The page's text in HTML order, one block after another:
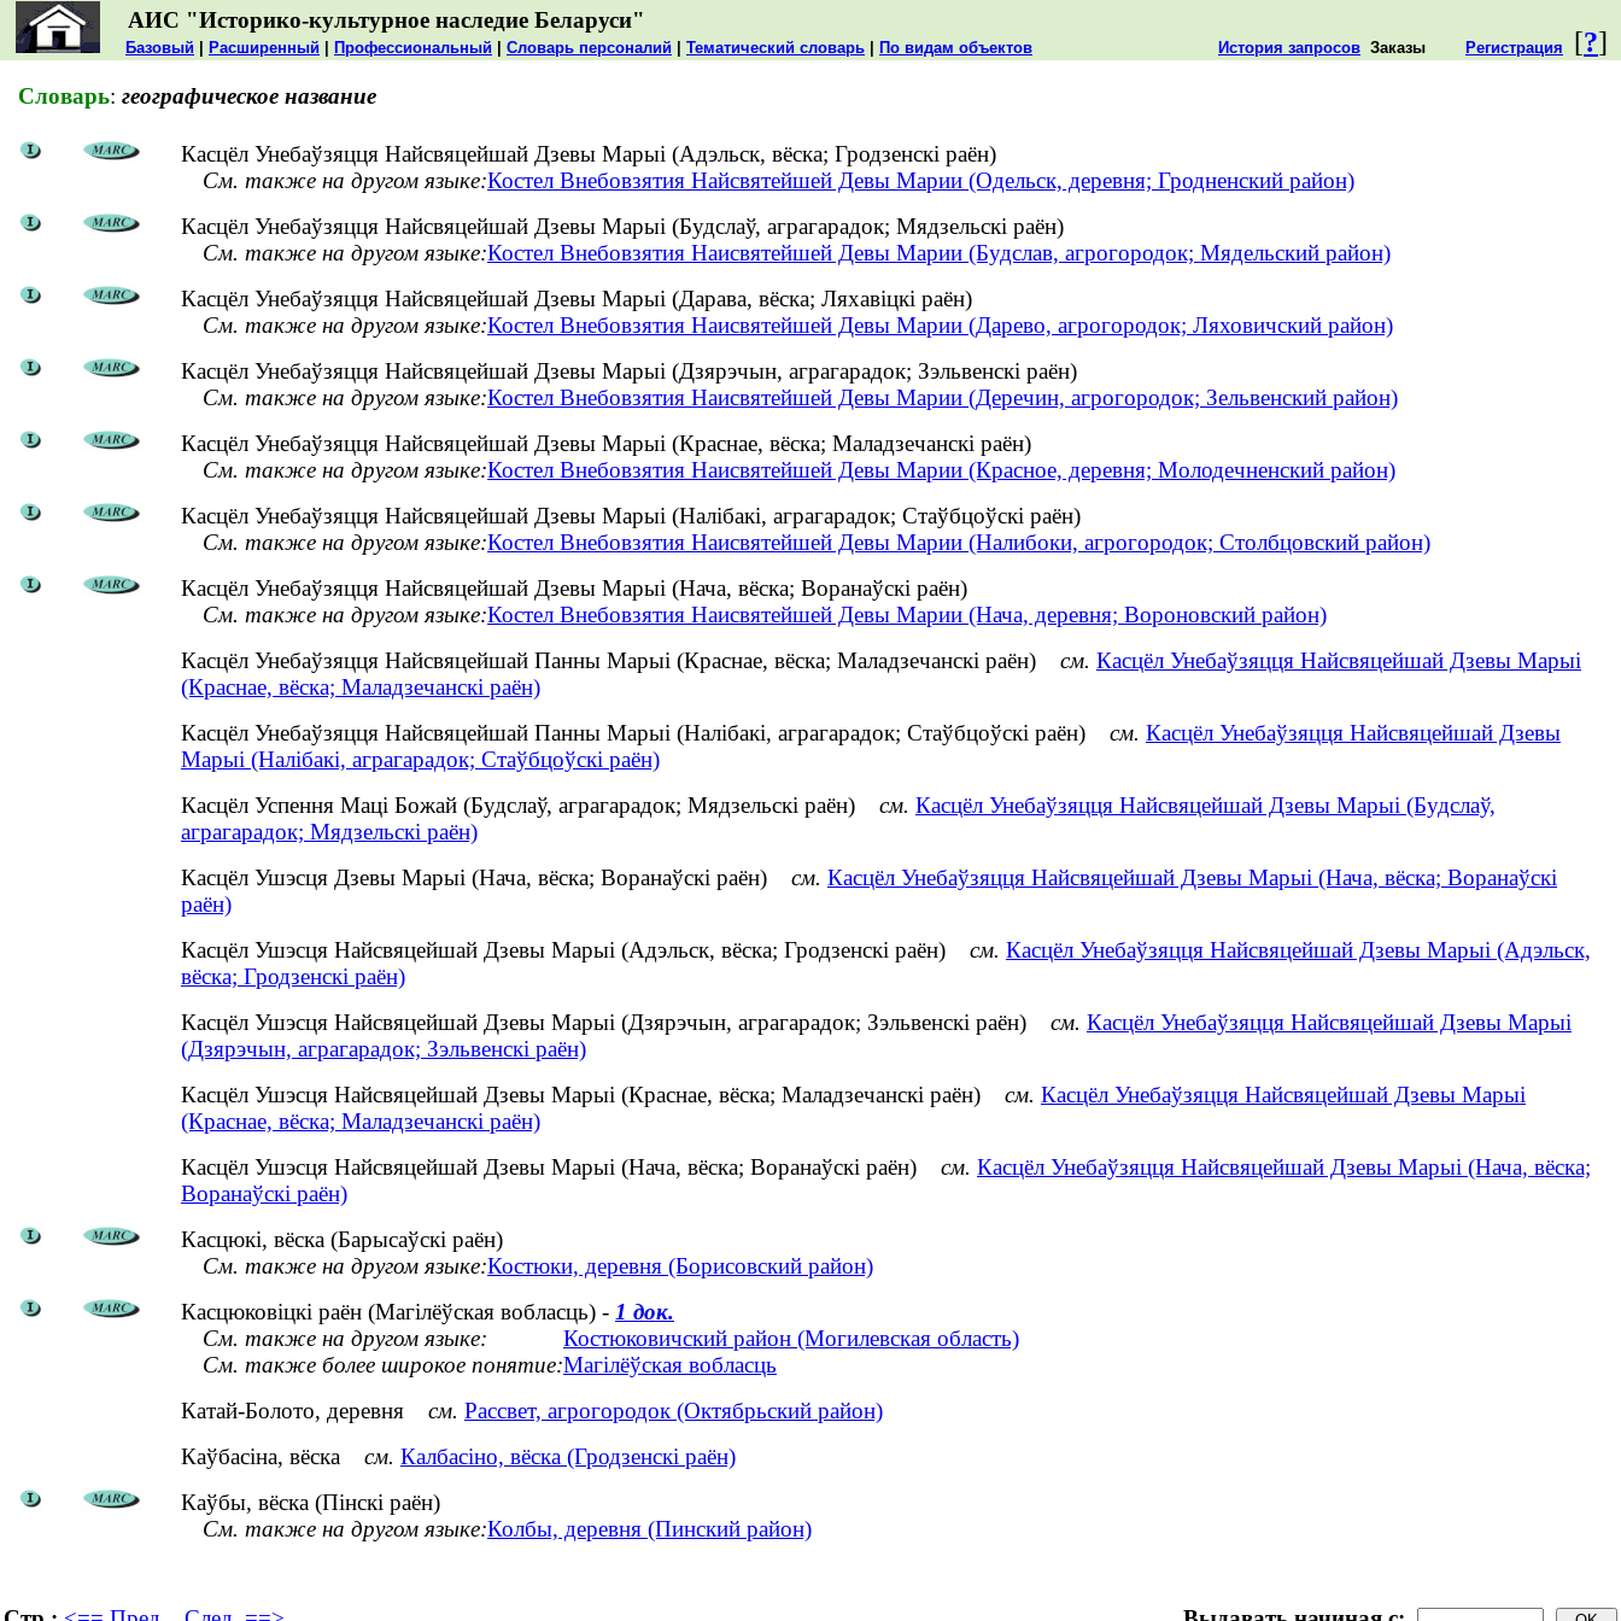
АИС "Историко-культурное наследие Беларуси"
[?]
Базовый Расширенный Профессиональный Словарь персоналий Тематический словарь По видам объектов История запросов Заказы Регистрация
Словарь: географическое название
Касцёл Унебаўзяцця Найсвяцейшай Дзевы Марыі (Адэльск, вёска; Гродзенскі раён)
См. также на другом языке:Костел Внебовзятия Найсвятейшей Девы Марии (Одельск, деревня; Гродненский район)
Касцёл Унебаўзяцця Найсвяцейшай Дзевы Марыі (Будслаў, аграгарадок; Мядзельскі раён)
См. также на другом языке:Костел Внебовзятия Наисвятейшей Девы Марии (Будслав, агрогородок; Мядельский район)
Касцёл Унебаўзяцця Найсвяцейшай Дзевы Марыі (Дарава, вёска; Ляхавіцкі раён)
См. также на другом языке:Костел Внебовзятия Наисвятейшей Девы Марии (Дарево, агрогородок; Ляховичский район)
Касцёл Унебаўзяцця Найсвяцейшай Дзевы Марыі (Дзярэчын, аграгарадок; Зэльвенскі раён)
См. также на другом языке:Костел Внебовзятия Наисвятейшей Девы Марии (Деречин, агрогородок; Зельвенский район)
Касцёл Унебаўзяцця Найсвяцейшай Дзевы Марыі (Краснае, вёска; Маладзечанскі раён)
См. также на другом языке:Костел Внебовзятия Наисвятейшей Девы Марии (Красное, деревня; Молодечненский район)
Касцёл Унебаўзяцця Найсвяцейшай Дзевы Марыі (Налібакі, аграгарадок; Стаўбцоўскі раён)
См. также на другом языке:Костел Внебовзятия Наисвятейшей Девы Марии (Налибоки, агрогородок; Столбцовский район)
Касцёл Унебаўзяцця Найсвяцейшай Дзевы Марыі (Нача, вёска; Воранаўскі раён)
См. также на другом языке:Костел Внебовзятия Наисвятейшей Девы Марии (Нача, деревня; Вороновский район)
Касцёл Унебаўзяцця Найсвяцейшай Панны Марыі (Краснае, вёска; Маладзечанскі раён) см. Касцёл Унебаўзяцця Найсвяцейшай Дзевы Марыі
(Краснае, вёска; Маладзечанскі раён)
Касцёл Унебаўзяцця Найсвяцейшай Панны Марыі (Налібакі, аграгарадок; Стаўбцоўскі раён) см. Касцёл Унебаўзяцця Найсвяцейшай Дзевы
Марыі (Налібакі, аграгарадок; Стаўбцоўскі раён)
Касцёл Успення Маці Божай (Будслаў, аграгарадок; Мядзельскі раён) см. Касцёл Унебаўзяцця Найсвяцейшай Дзевы Марыі (Будслаў,
аграгарадок; Мядзельскі раён)
Касцёл Ушэсця Дзевы Марыі (Нача, вёска; Воранаўскі раён) см. Касцёл Унебаўзяцця Найсвяцейшай Дзевы Марыі (Нача, вёска; Воранаўскі
раён)
Касцёл Ушэсця Найсвяцейшай Дзевы Марыі (Адэльск, вёска; Гродзенскі раён) см. Касцёл Унебаўзяцця Найсвяцейшай Дзевы Марыі (Адэльск,
вёска; Гродзенскі раён)
Касцёл Ушэсця Найсвяцейшай Дзевы Марыі (Дзярэчын, аграгарадок; Зэльвенскі раён) см. Касцёл Унебаўзяцця Найсвяцейшай Дзевы Марыі
(Дзярэчын, аграгарадок; Зэльвенскі раён)
Касцёл Ушэсця Найсвяцейшай Дзевы Марыі (Краснае, вёска; Маладзечанскі раён) см. Касцёл Унебаўзяцця Найсвяцейшай Дзевы Марыі
(Краснае, вёска; Маладзечанскі раён)
Касцёл Ушэсця Найсвяцейшай Дзевы Марыі (Нача, вёска; Воранаўскі раён) см. Касцёл Унебаўзяцця Найсвяцейшай Дзевы Марыі (Нача, вёска;
Воранаўскі раён)
Касцюкі, вёска (Барысаўскі раён)
См. также на другом языке:Костюки, деревня (Борисовский район)
Касцюковіцкі раён (Магілёўская вобласць) - 1 док.
См. также на другом языке:
Костюковичский район (Могилевская область)
См. также более широкое понятие:Магілёўская вобласць
Катай-Болото, деревня см. Рассвет, агрогородок (Октябрьский район)
Каўбасіна, вёска см. Калбасіно, вёска (Гродзенскі раён)
Каўбы, вёска (Пінскі раён)
См. также на другом языке:Колбы, деревня (Пинский район)